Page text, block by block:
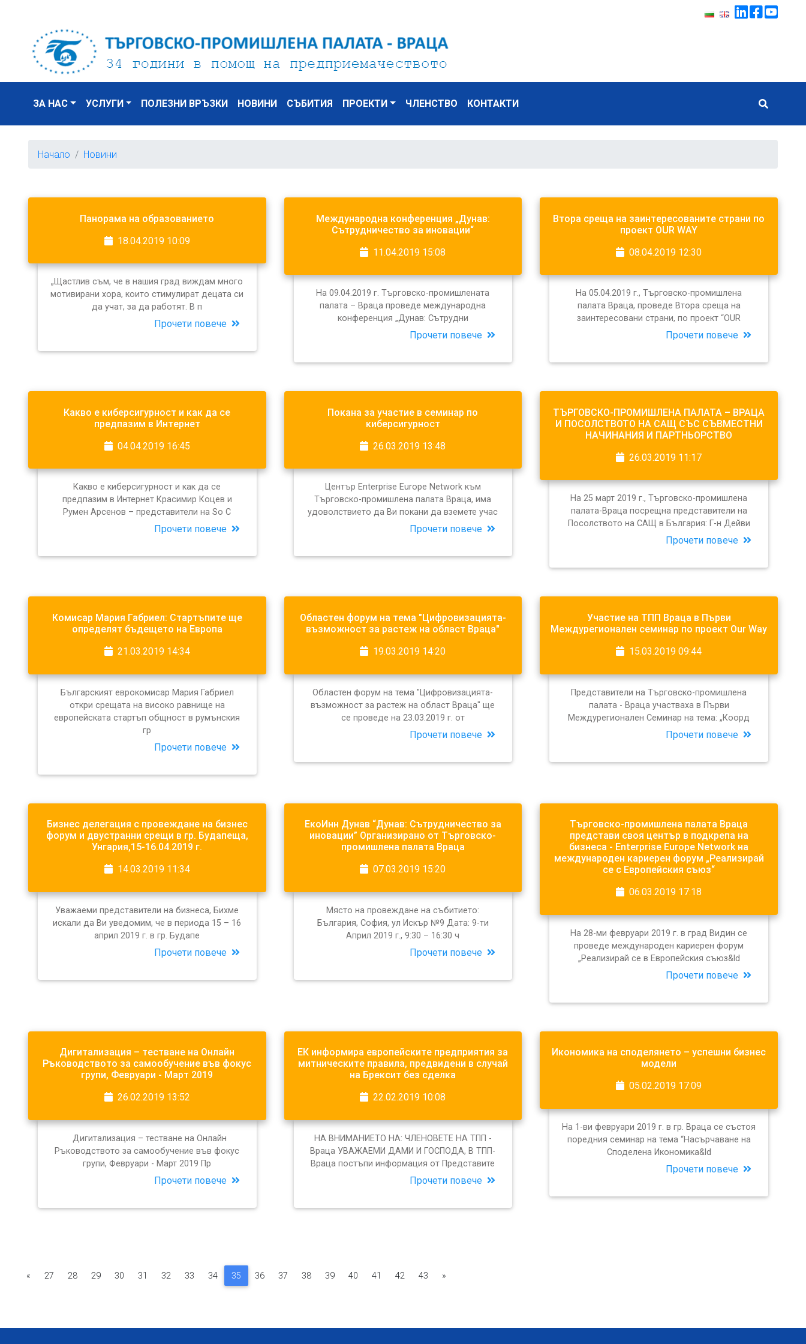
ЗА НАС УСЛУГИ ПОЛЕЗНИ ВРЪЗКИ НОВИНИ СЪБИТИЯ ПРОЕКТИ ЧЛЕНСТВО КОНТАКТИ
Начало Новини
Панорама на образованието
18.04.2019 10:09
„Щастлив съм, че в нашия град виждам много
мотивирани хора, които стимулират децата си
да учат, за да работят. В п
Прочети повече
Международна конференция „Дунав:
Сътрудничество за иновации“
11.04.2019 15:08
На 09.04.2019 г. Търговско-промишлената
палата – Враца проведе международна
конференция „Дунав: Сътрудни
Прочети повече
Втора среща на заинтересованите страни по
проект OUR WAY
08.04.2019 12:30
На 05.04.2019 г., Търговско-промишлена
палата Враца, проведе Втора среща на
заинтересовани страни, по проект “OUR
Прочети повече
Какво е киберсигурност и как да се
предпазим в Интернет
04.04.2019 16:45
Какво е киберсигурност и как да се
предпазим в Интернет Красимир Коцев и
Румен Арсенов – представители на So C
Прочети повече
Покана за участие в семинар по
киберсигурност
26.03.2019 13:48
Център Enterprise Europe Network към
Търговско-промишлена палата Враца, има
удоволствието да Ви покани да вземете учас
Прочети повече
ТЪРГОВСКО-ПРОМИШЛЕНА ПАЛАТА – ВРАЦА
И ПОСОЛСТВОТО НА САЩ СЪС СЪВМЕСТНИ
НАЧИНАНИЯ И ПАРТНЬОРСТВО
26.03.2019 11:17
На 25 март 2019 г., Търговско-промишлена
палата-Враца посрещна представители на
Посолството на САЩ в България: Г-н Дейви
Прочети повече
Комисар Мария Габриел: Стартъпите ще
определят бъдещето на Европа
21.03.2019 14:34
Българският еврокомисар Мария Габриел
откри срещата на високо равнище на
европейската стартъп общност в румънския
гр
Прочети повече
Областен форум на тема "Цифровизацията-
възможност за растеж на област Враца"
19.03.2019 14:20
Областен форум на тема "Цифровизацията-
възможност за растеж на област Враца" ще
се проведе на 23.03.2019 г. от
Прочети повече
Участие на ТПП Враца в Първи
Междурегионален семинар по проект Our Way
15.03.2019 09:44
Представители на Търговско-промишлена
палата - Враца участваха в Първи
Междурегионален Семинар на тема: „Коорд
Прочети повече
Бизнес делегация с провеждане на бизнес
форум и двустранни срещи в гр. Будапеща,
Унгария,15-16.04.2019 г.
14.03.2019 11:34
Уважаеми представители на бизнеса, Бихме
искали да Ви уведомим, че в периода 15 – 16
април 2019 г. в гр. Будапе
Прочети повече
ЕкоИнн Дунав “Дунав: Сътрудничество за
иновации” Организирано от Търговско-
промишлена палата Враца
07.03.2019 15:20
Място на провеждане на събитието:
България, София, ул Искър №9 Дата: 9-ти
Април 2019 г., 9:30 – 16:30 ч
Прочети повече
Търговско-промишлена палата Враца
представи своя център в подкрепа на
бизнеса - Enterprise Europe Network на
международен кариерен форум „Реализирай
се с Европейския съюз“
06.03.2019 17:18
На 28-ми февруари 2019 г. в град Видин се
проведе международен кариерен форум
„Реализирай се в Европейския съюз&ld
Прочети повече
Дигитализация – тестване на Онлайн
Ръководството за самообучение във фокус
групи, Февруари - Март 2019
26.02.2019 13:52
Дигитализация – тестване на Онлайн
Ръководството за самообучение във фокус
групи, Февруари - Март 2019 Пр
Прочети повече
ЕК информира европейските предприятия за
митническите правила, предвидени в случай
на Брексит без сделка
22.02.2019 10:08
НА ВНИМАНИЕТО НА: ЧЛЕНОВЕТЕ НА ТПП -
Враца УВАЖАЕМИ ДАМИ И ГОСПОДА, В ТПП-
Враца постъпи информация от Представите
Прочети повече
Икономика на споделянето – успешни бизнес
модели
05.02.2019 17:09
На 1-ви февруари 2019 г. в гр. Враца се състоя
поредния семинар на тема “Насърчаване на
Споделена Икономика&ld
Прочети повече
« 27 28 29 30 31 32 33 34 35 36 37 38 39 40 41 42 43 »